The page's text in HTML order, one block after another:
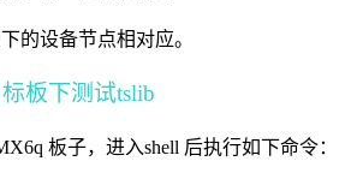
的设备节点相对应。
标板下测试tslib
板子，进入shell 后执行如下命令：